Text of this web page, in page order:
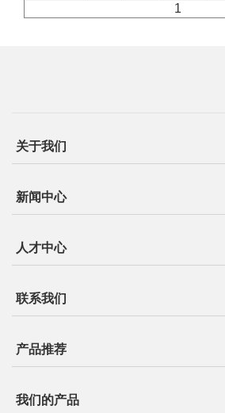
1
关于我们
新闻中心
人才中心
联系我们
产品推荐
我们的产品